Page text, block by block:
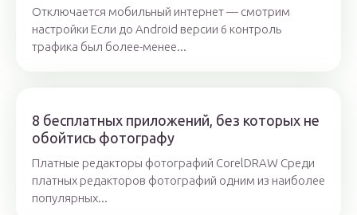
Отключается мобильный интернет — смотрим
настройки Если до Android версии 6 контроль
трафика был более-менее...
8 бесплатных приложений, без которых не
обойтись фотографу
Платные редакторы фотографий CorelDRAW Среди
платных редакторов фотографий одним из наиболее
популярных...